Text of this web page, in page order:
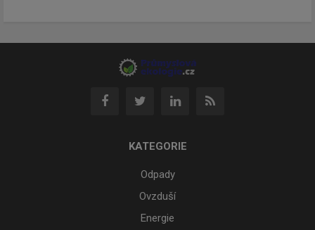
KATEGORIE
Odpady
Ovzduší
Energie